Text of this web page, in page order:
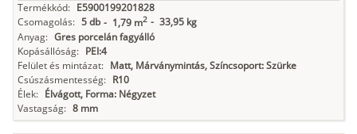
Termékkód: E5900199201828
Csomagolás: 5 db - 1,79 m2 - 33,95 kg
Anyag: Gres porcelán fagyálló
Kopásállóság: PEI:4
Felület és mintázat: Matt, Márványmintás, Színcsoport: Szürke
Csúszásmentesség: R10
Élek: Élvágott, Forma: Négyzet
Vastagság: 8 mm